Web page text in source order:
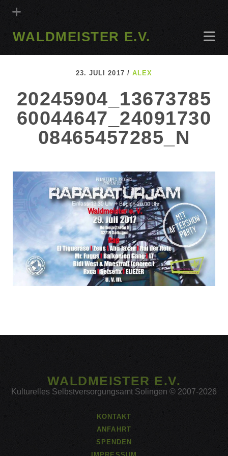
WALDMEISTER E.V.
23. JULI 2017 / ALEX
20245904_13673785
60044647_24091730
08465457285_N
WALDMEISTER E.V.
Kulturelles Selbstversorgungsamt Solingen © 2007-2026
KONTAKT
ANFAHRT
SPENDEN